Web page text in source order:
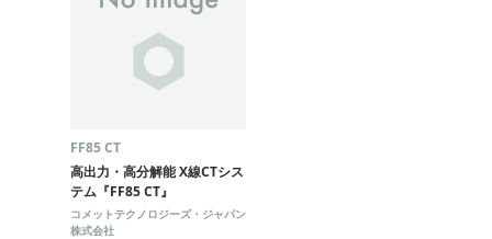
FF85 CT
高出力・高分解能 X線CTシス
テム『FF85 CT』
コメットテクノロジーズ・ジャパン
株式会社